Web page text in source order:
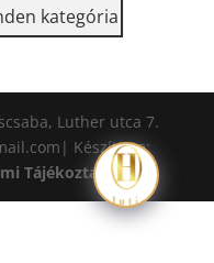
kategória
Luther utca 7.
Készítette:
Tájékoztató